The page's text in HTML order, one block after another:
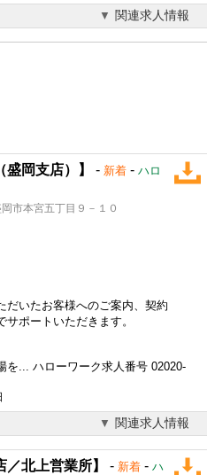
関連求人情報
岡支店）】 - 新着 - ハロ
市本宮五丁目９－１０
だいたお客様へのご案内、契約
サポートいただきます。
を... ハローワーク求人番号 02020-
関連求人情報
北上営業所】 - 新着 - ハ